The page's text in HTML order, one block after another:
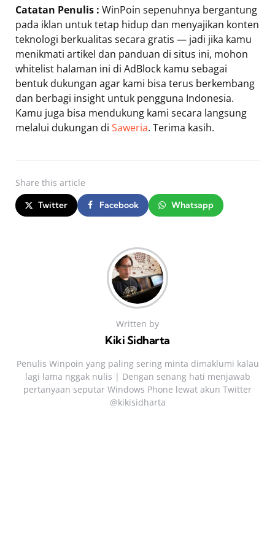
Catatan Penulis : WinPoin sepenuhnya bergantung
pada iklan untuk tetap hidup dan menyajikan konten
teknologi berkualitas secara gratis — jadi jika kamu
menikmati artikel dan panduan di situs ini, mohon
whitelist halaman ini di AdBlock kamu sebagai
bentuk dukungan agar kami bisa terus berkembang
dan berbagi insight untuk pengguna Indonesia.
Kamu juga bisa mendukung kami secara langsung
melalui dukungan di Saweria. Terima kasih.
Share this article
Twitter Facebook Whatsapp
Written by
Kiki Sidharta
Penulis Winpoin yang paling sering minta dimaklumi kalau
lagi lama nggak nulis | Dengan senang hati menjawab
pertanyaan seputar Windows Phone lewat akun Twitter
@kikisidharta